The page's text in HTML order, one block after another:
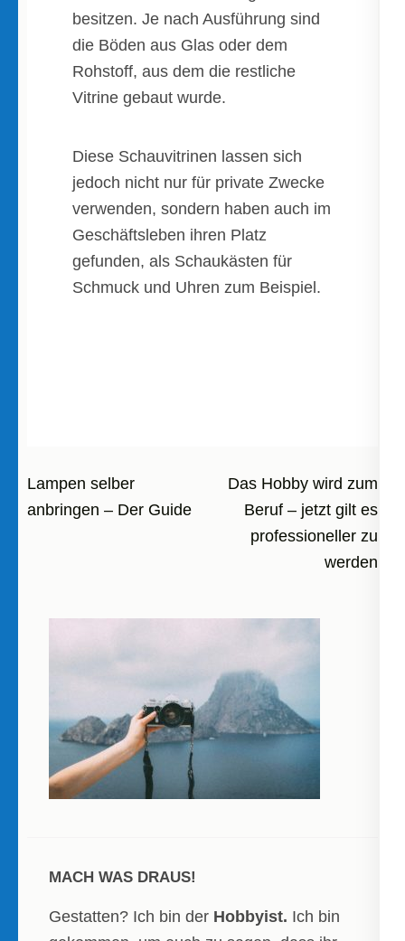
besitzen. Je nach Ausführung sind
die Böden aus Glas oder dem
Rohstoff, aus dem die restliche
Vitrine gebaut wurde.
Diese Schauvitrinen lassen sich
jedoch nicht nur für private Zwecke
verwenden, sondern haben auch im
Geschäftsleben ihren Platz
gefunden, als Schaukästen für
Schmuck und Uhren zum Beispiel.
Beitragsnavigation
Lampen selber
anbringen – Der Guide
Das Hobby wird zum
Beruf – jetzt gilt es
professioneller zu
werden
MACH WAS DRAUS!
Gestatten? Ich bin der Hobbyist. Ich bin